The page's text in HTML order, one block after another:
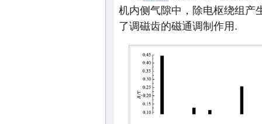
机内侧气隙中，除电枢绕组产
了调磁齿的磁通调制作用.